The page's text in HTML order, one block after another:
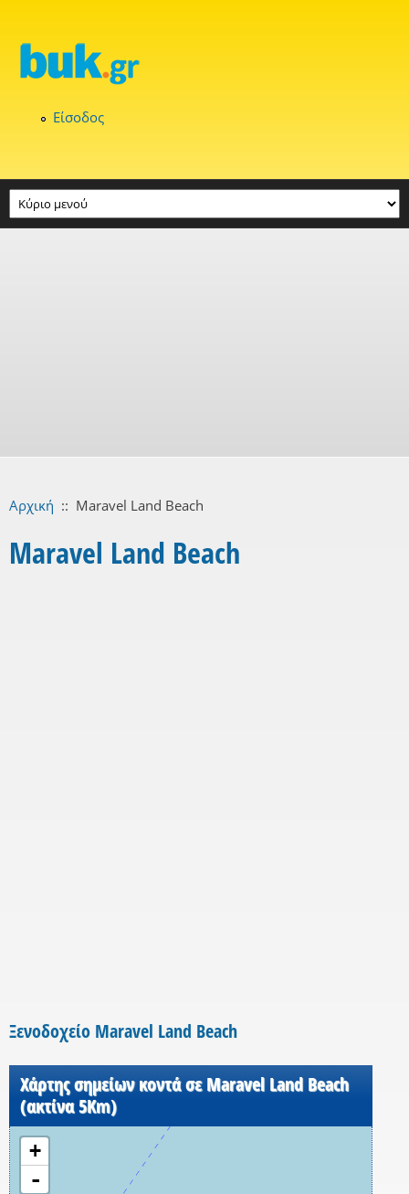
Είσοδος
Αρχική :: Maravel Land Beach
Maravel Land Beach
Ξενοδοχείο Maravel Land Beach
Χάρτης σημείων κοντά σε Maravel Land Beach
(ακτίνα 5Km)
+
-